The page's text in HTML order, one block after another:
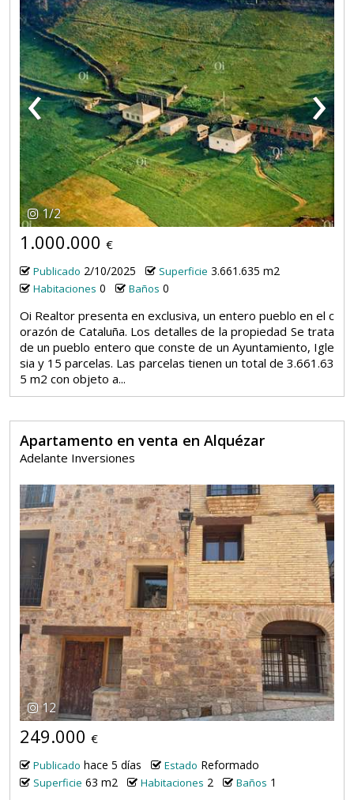
‹ ›
1/2
1.000.000 €
Publicado 2/10/2025 Superficie 3.661.635 m2
Habitaciones 0 Baños 0
Oi Realtor presenta en exclusiva, un entero pueblo en el c
orazón de Cataluña. Los detalles de la propiedad Se trata
de un pueblo entero que conste de un Ayuntamiento, Igle
sia y 15 parcelas. Las parcelas tienen un total de 3.661.63
5 m2 con objeto a...
Apartamento en venta en Alquézar
Adelante Inversiones
12
249.000 €
Publicado hace 5 días Estado Reformado
Superficie 63 m2 Habitaciones 2 Baños 1